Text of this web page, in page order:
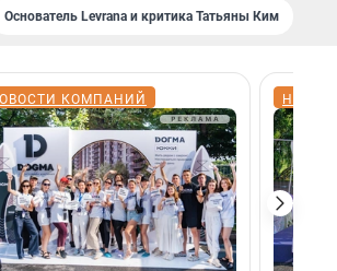
Основатель Levrana и критика Татьяны Ким
КОМПАНИЙ